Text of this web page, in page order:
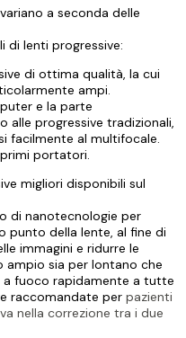
a seconda delle
di lenti progressive:
di ottima qualità, la cui
ampi.
e la parte
progressive tradizionali,
facilmente al multifocale.
portatori.
migliori disponibili sul
di nanotecnologie per
punto della lente, al fine di
immagini e ridurre le
ampio sia per lontano che
fuoco rapidamente a tutte
raccomandate per pazienti
nella correzione tra i due